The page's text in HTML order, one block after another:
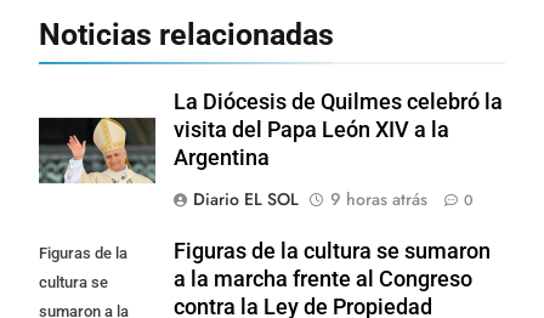
Noticias relacionadas
La Diócesis de Quilmes celebró la
visita del Papa León XIV a la
Argentina
Diario EL SOL
9 horas atrás 0
Figuras de la
cultura se
sumaron a la
Figuras de la cultura se sumaron
a la marcha frente al Congreso
contra la Ley de Propiedad